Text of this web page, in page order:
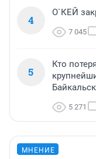
4
О`КЕЙ
7 045
5
Кто
5 271
МНЕНИЕ